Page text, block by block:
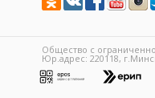
Общество с
Юр.адрес: 220118,